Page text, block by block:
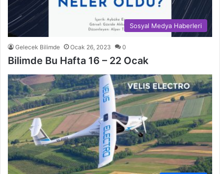
Sosyal Medya Haberleri
Gelecek Bilimde Ocak 26, 2023 0
Bilimde Bu Hafta 16 – 22 Ocak